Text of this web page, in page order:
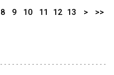
8 9 10 11 12 13 > >>